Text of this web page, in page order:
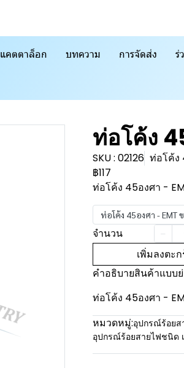
แคตตาล็อก บทความ การจัดส่ง ร่
ท่อโค้ง
SKU : 02126 ท่อโค้ง
฿117
ท่อโค้ง 45องศา -
ท่อโค้ง 45องศา - EMT
จำนวน
เพิ่มลงตะก
คำอธิบายสินค้าแบบ
ท่อโค้ง 45องศา -
หมวดหมู่:อุปกรณ์ร้อยส
อุปกรณ์ร้อยสายไฟชนิด